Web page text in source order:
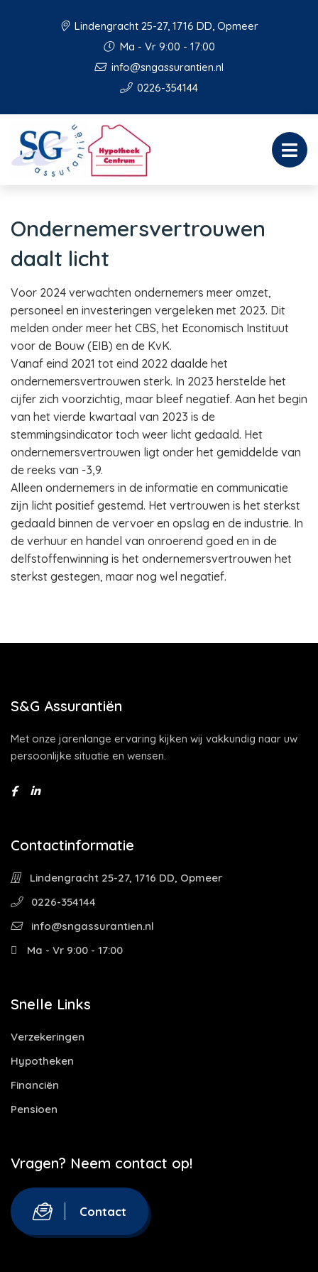
Lindengracht 25-27, 1716 DD, Opmeer
Ma - Vr 9:00 - 17:00
info@sngassurantien.nl
0226-354144
Ondernemersvertrouwen
daalt licht
Voor 2024 verwachten ondernemers meer omzet,
personeel en investeringen vergeleken met 2023. Dit
melden onder meer het CBS, het Economisch Instituut
voor de Bouw (EIB) en de KvK.
Vanaf eind 2021 tot eind 2022 daalde het
ondernemersvertrouwen sterk. In 2023 herstelde het
cijfer zich voorzichtig, maar bleef negatief. Aan het begin
van het vierde kwartaal van 2023 is de
stemmingsindicator toch weer licht gedaald. Het
ondernemersvertrouwen ligt onder het gemiddelde van
de reeks van -3,9.
Alleen ondernemers in de informatie en communicatie
zijn licht positief gestemd. Het vertrouwen is het sterkst
gedaald binnen de vervoer en opslag en de industrie. In
de verhuur en handel van onroerend goed en in de
delfstoffenwinning is het ondernemersvertrouwen het
sterkst gestegen, maar nog wel negatief.
S&G Assurantiën
Met onze jarenlange ervaring kijken wij vakkundig naar uw
persoonlijke situatie en wensen.
Contactinformatie
Lindengracht 25-27, 1716 DD, Opmeer
0226-354144
info@sngassurantien.nl
Ma - Vr 9:00 - 17:00
Snelle Links
Verzekeringen
Hypotheken
Financiën
Pensioen
Vragen? Neem contact op!
Contact